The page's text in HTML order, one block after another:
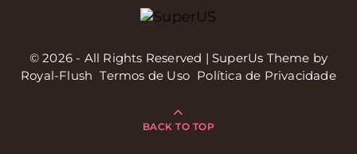
© 2026 - All Rights Reserved | SuperUs Theme by
Royal-Flush Termos de Uso Política de Privacidade
BACK TO TOP